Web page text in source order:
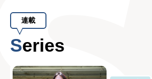
連載
Series